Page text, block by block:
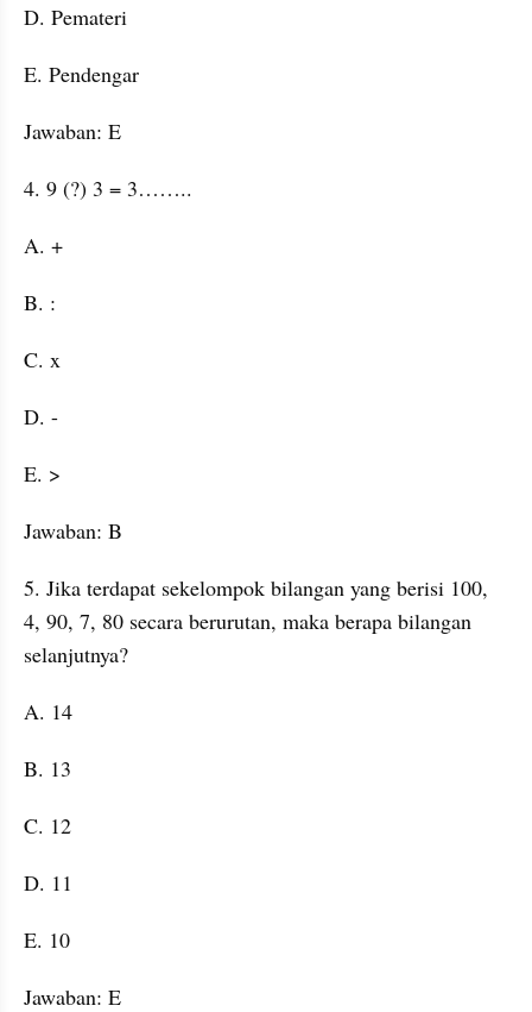
D. Pemateri
E. Pendengar
Jawaban: E
4. 9 (?) 3 = 3……..
A. +
B. :
C. x
D. -
E. >
Jawaban: B
5. Jika terdapat sekelompok bilangan yang berisi 100,
4, 90, 7, 80 secara berurutan, maka berapa bilangan
selanjutnya?
A. 14
B. 13
C. 12
D. 11
E. 10
Jawaban: E